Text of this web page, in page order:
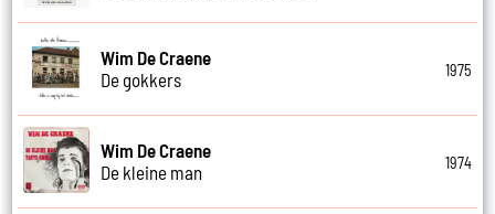
Wim De Craene
De gokkers
1975
Wim De Craene
De kleine man
1974